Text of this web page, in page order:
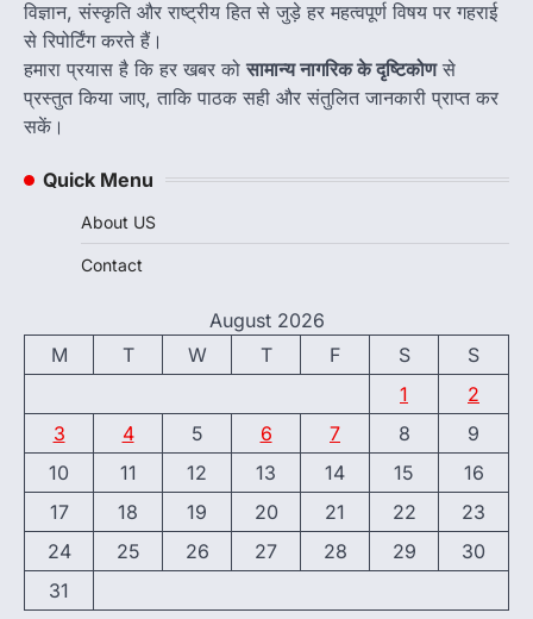
विज्ञान, संस्कृति और राष्ट्रीय हित से जुड़े हर महत्वपूर्ण विषय पर गहराई
से रिपोर्टिंग करते हैं।
हमारा प्रयास है कि हर खबर कोसामान्य नागरिक के दृष्टिकोणसे
प्रस्तुत किया जाए, ताकि पाठक सही और संतुलित जानकारी प्राप्त कर
सकें।
Quick Menu
About US
Contact
August 2026
M
T W T F S
S
1
2
3
4 5 6 7 8
9
10
11 12 13 14 15
16
17
18 19 20 21 22
23
24
25 26 27 28 29
30
31